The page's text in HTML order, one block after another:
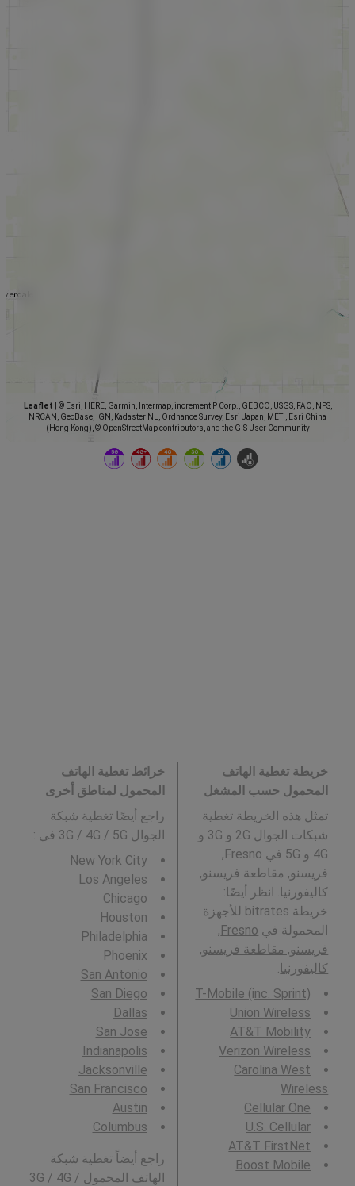
Leaflet
© Esri, HERE, Garmin, Intermap, increment P Corp., GEBCO, USGS, FAO, NPS,
NRCAN, GeoBase, IGN, Kadaster NL, Ordnance Survey, Esri Japan, METI, Esri China
(Hong Kong), © OpenStreetMap contributors, and the GIS User Community
خريطة تغطية الهاتف
المحمول حسب المشغل
تمثل هذه الخريطة تغطية
شبكات الجوال 2G و 3G و
4G و 5G في Fresno,
فريسنو, مقاطعة فريسنو,
كاليفورنيا. انظر أيضًا:
خريطة bitrates للأجهزة
المحمولة في
Fresno,
فريسنو, مقاطعة فريسنو,
كاليفورنيا
T-Mobile (inc. Sprint)
Union Wireless
AT&T Mobility
Verizon Wireless
Carolina West
Wireless
Cellular One
U.S. Cellular
AT&T FirstNet
Boost Mobile
خرائط تغطية الهاتف
المحمول لمناطق أخرى
راجع أيضًا تغطية شبكة
الجوال 3G / 4G / 5G في
:
New York City
Los Angeles
Chicago
Houston
Philadelphia
Phoenix
San Antonio
San Diego
Dallas
San Jose
Indianapolis
Jacksonville
San Francisco
Austin
Columbus
راجع أيضاً تغطية شبكة
الهاتف المحمول 3G / 4G /